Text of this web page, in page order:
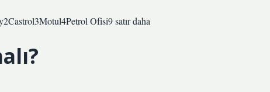
Ofisi9 satır daha